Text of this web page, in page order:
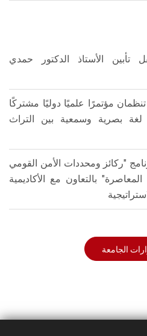
الأستاذ الدكتور حمدي
تنظمان مؤتمرًا علميًا دوليًا مشتركًا
لغة بصرية وسمعية بين التراث
"ركائز ومحددات الأمن القومي
بالتعاون مع الأكاديمية
الجامعة